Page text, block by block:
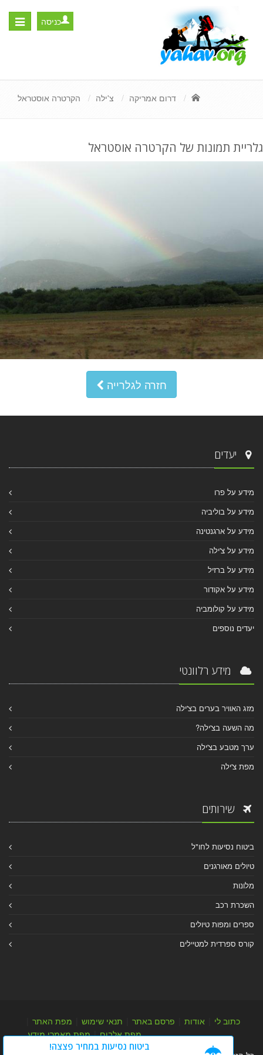
Toggle
כניסה
דרום אמריקה צ'ילה הקרטרה אוסטראל
גלריית תמונות של הקרטרה אוסטראל
חזרה לגלרייה
יעדים
מידע על פרו
מידע על בוליביה
מידע על ארגנטינה
מידע על צ'ילה
מידע על ברזיל
מידע על אקודור
מידע על קולומביה
יעדים נוספים
מידע רלוונטי
מזג האוויר בערים בצ'ילה
מה השעה בצ'ילה?
ערך מטבע בצ'ילה
מפת צ'ילה
שירותים
ביטוח נסיעות לחו"ל
טיולים מאורגנים
מלונות
השכרת רכב
ספרים ומפות טיולים
קורס ספרדית למטיילים
כתוב לי אודות פרסם באתר תנאי שימוש מפת האתר
מפת אלבום|מפת מאמרי מידע
ביטוח נסיעות במחיר פצצה!